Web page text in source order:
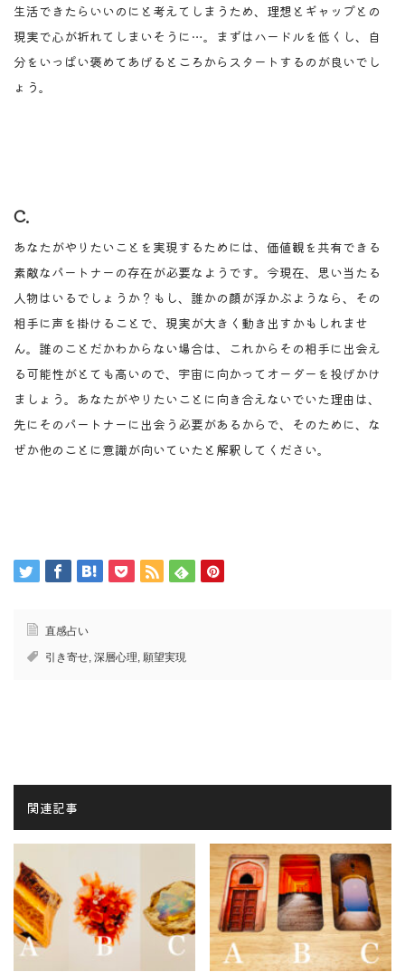
生活できたらいいのにと考えてしまうため、理想とギャップとの
現実で心が折れてしまいそうに…。まずはハードルを低くし、自
分をいっぱい褒めてあげるところからスタートするのが良いでし
ょう。
C.
あなたがやりたいことを実現するためには、価値観を共有できる
素敵なパートナーの存在が必要なようです。今現在、思い当たる
人物はいるでしょうか？もし、誰かの顔が浮かぶようなら、その
相手に声を掛けることで、現実が大きく動き出すかもしれませ
ん。誰のことだかわからない場合は、これからその相手に出会え
る可能性がとても高いので、宇宙に向かってオーダーを投げかけ
ましょう。あなたがやりたいことに向き合えないでいた理由は、
先にそのパートナーに出会う必要があるからで、そのために、な
ぜか他のことに意識が向いていたと解釈してください。
直感占い
引き寄せ, 深層心理, 願望実現
関連記事